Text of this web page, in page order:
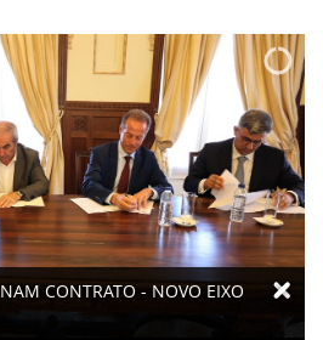
CONTRATO - NOVO EIXO